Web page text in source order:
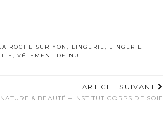
ROCHE SUR YON , LINGERIE , LINGERIE
, VÊTEMENT DE NUIT
ARTICLE SUIVANT
NATURE & BEAUTÉ – INSTITUT CORPS DE SOIE